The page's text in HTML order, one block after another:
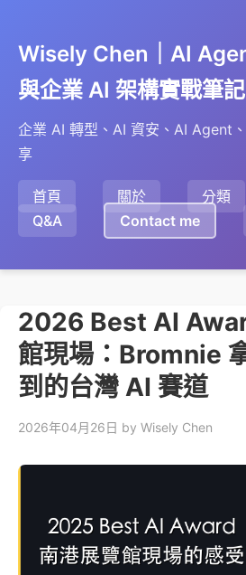
Wisely Chen｜AI
與企業 AI 架構實戰筆記
企業 AI 轉型、AI 資安、AI Agent
享
首頁 關於 分類
Q&A
Contact me
2026 Best AI
館現場：Bromnie
到的台灣 AI 賽道
2026年04月26日 by Wisely Chen